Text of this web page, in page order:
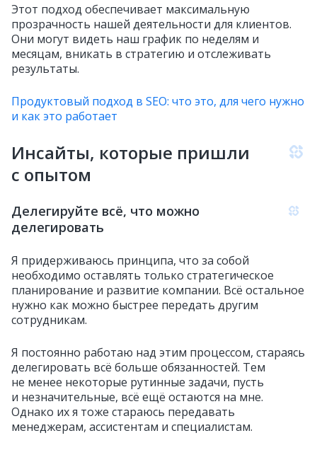
Этот подход обеспечивает максимальную
прозрачность нашей деятельности для клиентов.
Они могут видеть наш график по неделям и
месяцам, вникать в стратегию и отслеживать
результаты.
Продуктовый подход в SEO: что это, для чего нужно
и как это работает
Инсайты, которые пришли
с опытом
Делегируйте всё, что можно
делегировать
Я придерживаюсь принципа, что за собой
необходимо оставлять только стратегическое
планирование и развитие компании. Всё остальное
нужно как можно быстрее передать другим
сотрудникам.
Я постоянно работаю над этим процессом, стараясь
делегировать всё больше обязанностей. Тем
не менее некоторые рутинные задачи, пусть
и незначительные, всё ещё остаются на мне.
Однако их я тоже стараюсь передавать
менеджерам, ассистентам и специалистам.